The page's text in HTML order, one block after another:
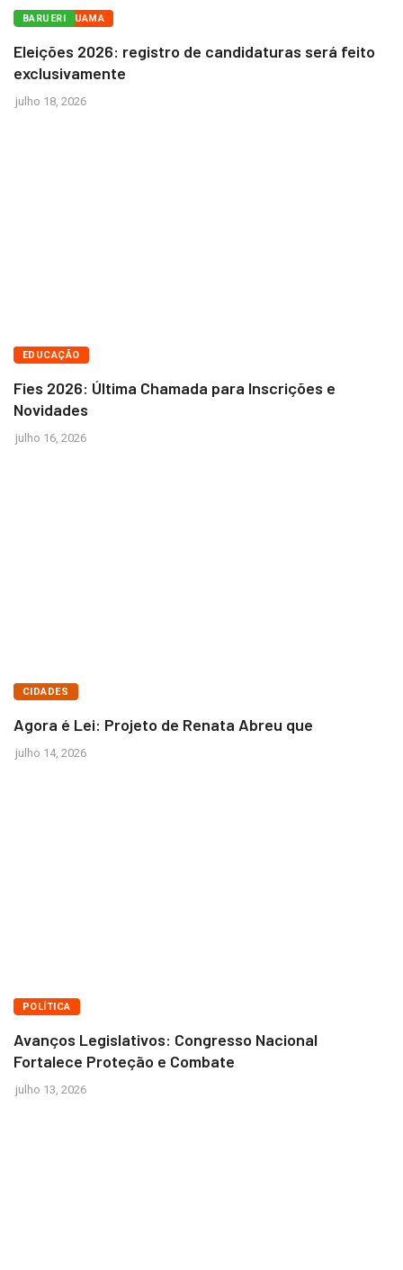
ARAÇARIGUAMA
BARUERI
Eleições 2026: registro de candidaturas será feito
exclusivamente
julho 18, 2026
BRASÍLIA
EDUCAÇÃO
Fies 2026: Última Chamada para Inscrições e
Novidades
julho 16, 2026
BRASÍLIA
CIDADES
Agora é Lei: Projeto de Renata Abreu que
julho 14, 2026
BRASÍLIA
POLÍTICA
Avanços Legislativos: Congresso Nacional
Fortalece Proteção e Combate
julho 13, 2026